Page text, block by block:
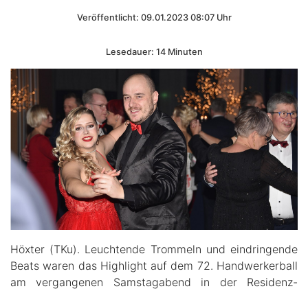
Veröffentlicht: 09.01.2023 08:07 Uhr
Lesedauer: 14 Minuten
Höxter (TKu). Leuchtende Trommeln und eindringende
Beats waren das Highlight auf dem 72. Handwerkerball
am vergangenen Samstagabend in der Residenz-